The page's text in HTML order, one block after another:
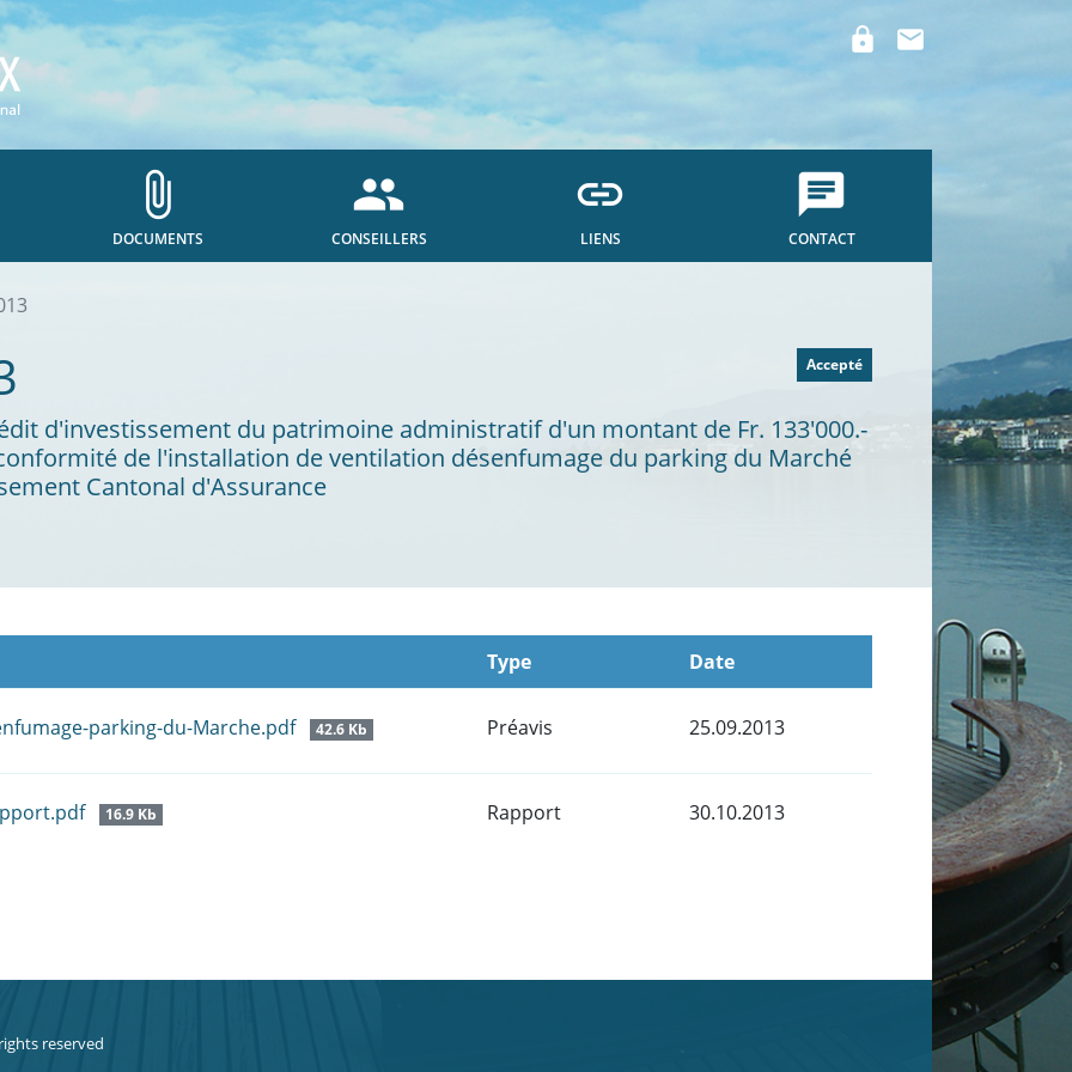
lock mail
attach_file
DOCUMENTS
people
CONSEILLERS
link
LIENS
chat
CONTACT
Accepté
d'investissement du patrimoine administratif d'un montant de Fr. 133'000.-
de l'installation de ventilation désenfumage du parking du Marché
Cantonal d'Assurance
Type Date
parking-du-Marche.pdf 42.6 Kb Préavis 25.09.2013
16.9 Kb Rapport 30.10.2013
reserved